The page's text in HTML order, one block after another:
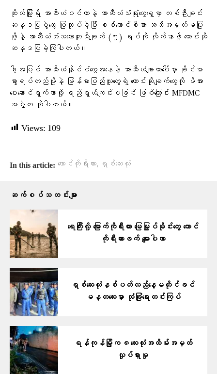
ဆိုးလ်မြို့ရှိ အာဆီယံစင်တာနဲ့ အာဆီယံသံရုံးတွေရှေ့မှာ တစ်ဦးချင်း
ဆန္ဒပြပွဲတွေ ပြုလုပ်ခဲ့ပြီး စစ်ကောင်စီအား အသိအမှတ်မပြု
ဖို့နဲ့ အာဆီယံဘုံသဘောတူညီချက် (၅) ရပ်ကို လိုက်နာဖို့ တောင်းဆို
ဆန္ဒပြခဲ့ကြပါတယ်။
ဒါ့အပြင် အာဆီယံနိုင်ငံတွေအနေနဲ့ အာဆီယံချာတာပေါ်မှာ ခိုင်မာ
စွာရပ်တည်ဖို့နဲ့ မြန်မာပြည်သူတွေရဲ့ တောင်းဆိုချက်တွေကို ဖိအား
ပေးဆောင်ရွက်လာဖို့ ရည်ရွယ်ကျင်းပခြင်း ဖြစ်ကြောင်း MFDMC
အဖွဲ့က ဆိုပါတယ်။
Views: 109
In this article: တောင်ကိုရီးယား, ရှစ်လေးလုံး
ဆက်စပ်သတင်းများ
ရေကြီးလို့ မြောက်ကိုရီးယား မြေမြှုပ်မိုင်းတွေ တောင်
ကိုရီးယားဖက် မျောပါလာ
ရှစ်လေးလုံးနှစ်ပတ်လည်နေ့မတိုင်ခင်
မန္တလေးမှာ လုံခြုံရေးတင်းကြပ်
ရန်ကုန်မြို့က ၈လေးလုံးအထိမ်းအမှတ်
လှုပ်ရှားမှု